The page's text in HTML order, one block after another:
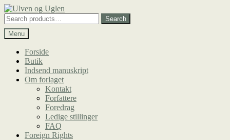
Spring
til
navigation
Spring
til
indhold
Search
for:
Search
Menu
Forside
Butik
Indsend manuskript
Om forlaget
Kontakt
Forfattere
Foredrag
Ledige stillinger
FAQ
Foreign Rights